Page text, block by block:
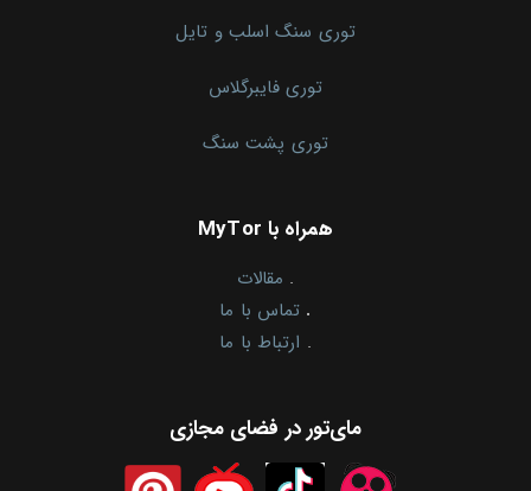
توری سنگ اسلب و تایل
توری فایبرگلاس
توری پشت سنگ
همراه با MyTor
. مقالات
. تماس با ما
. ارتباط با ما
مای‌تور در فضای مجازی